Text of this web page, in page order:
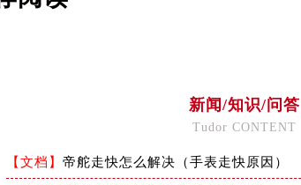
新闻/知识/问答
Tudor CONTENT
【文档】 帝舵走快怎么解决（手表走快原因）